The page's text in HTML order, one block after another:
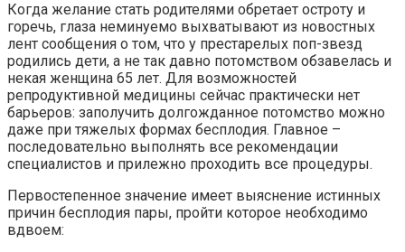
Когда желание стать родителями обретает остроту и
горечь, глаза неминуемо выхватывают из новостных
лент сообщения о том, что у престарелых поп-звезд
родились дети, а не так давно потомством обзавелась и
некая женщина 65 лет. Для возможностей
репродуктивной медицины сейчас практически нет
барьеров: заполучить долгожданное потомство можно
даже при тяжелых формах бесплодия. Главное –
последовательно выполнять все рекомендации
специалистов и прилежно проходить все процедуры.
Первостепенное значение имеет выяснение истинных
причин бесплодия пары, пройти которое необходимо
вдвоем: